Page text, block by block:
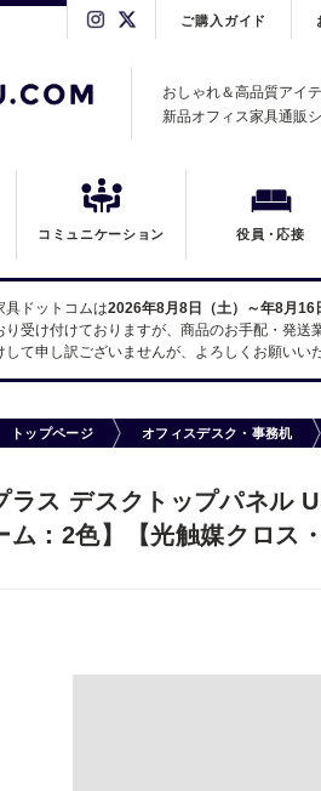
おしゃれ＆高品質アイ
新品オフィス家具通販
ご購入ガイド
コミュニケーション 役員 ・応接
具ドットコムは2026年8月8日（土）～年8月16
り受け付けておりますが、商品のお手配・発
して申し訳ございませんが、よろしくお願いい
トップページ オフィスデスク・事務机
ラス デスクトップパネル
ム：2色】【光触媒クロス